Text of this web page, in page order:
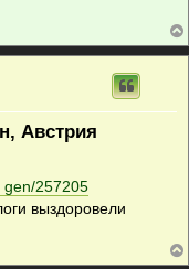
Австрия
gen/257205
выздоровели